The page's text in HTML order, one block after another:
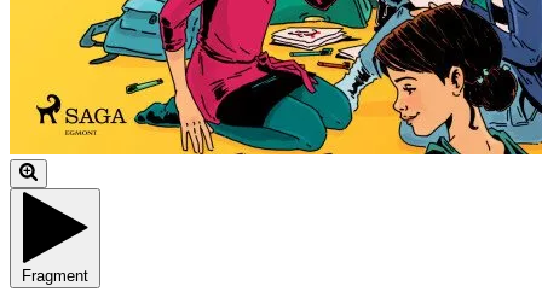
Fragment